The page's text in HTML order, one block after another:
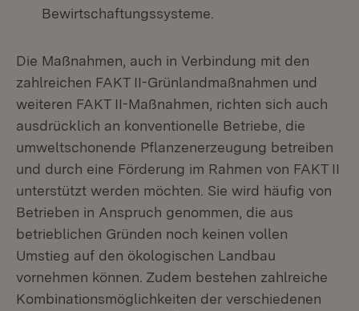
Bewirtschaftungssysteme.
Die Maßnahmen, auch in Verbindung mit den
zahlreichen FAKT II-Grünlandmaßnahmen und
weiteren FAKT II-Maßnahmen, richten sich auch
ausdrücklich an konventionelle Betriebe, die
umweltschonende Pflanzenerzeugung betreiben
und durch eine Förderung im Rahmen von FAKT II
unterstützt werden möchten. Sie wird häufig von
Betrieben in Anspruch genommen, die aus
betrieblichen Gründen noch keinen vollen
Umstieg auf den ökologischen Landbau
vornehmen können. Zudem bestehen zahlreiche
Kombinationsmöglichkeiten der verschiedenen